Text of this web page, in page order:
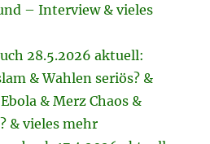
– Interview & vieles
28.5.2026 aktuell:
& Wahlen seriös? &
& Merz Chaos &
& vieles mehr